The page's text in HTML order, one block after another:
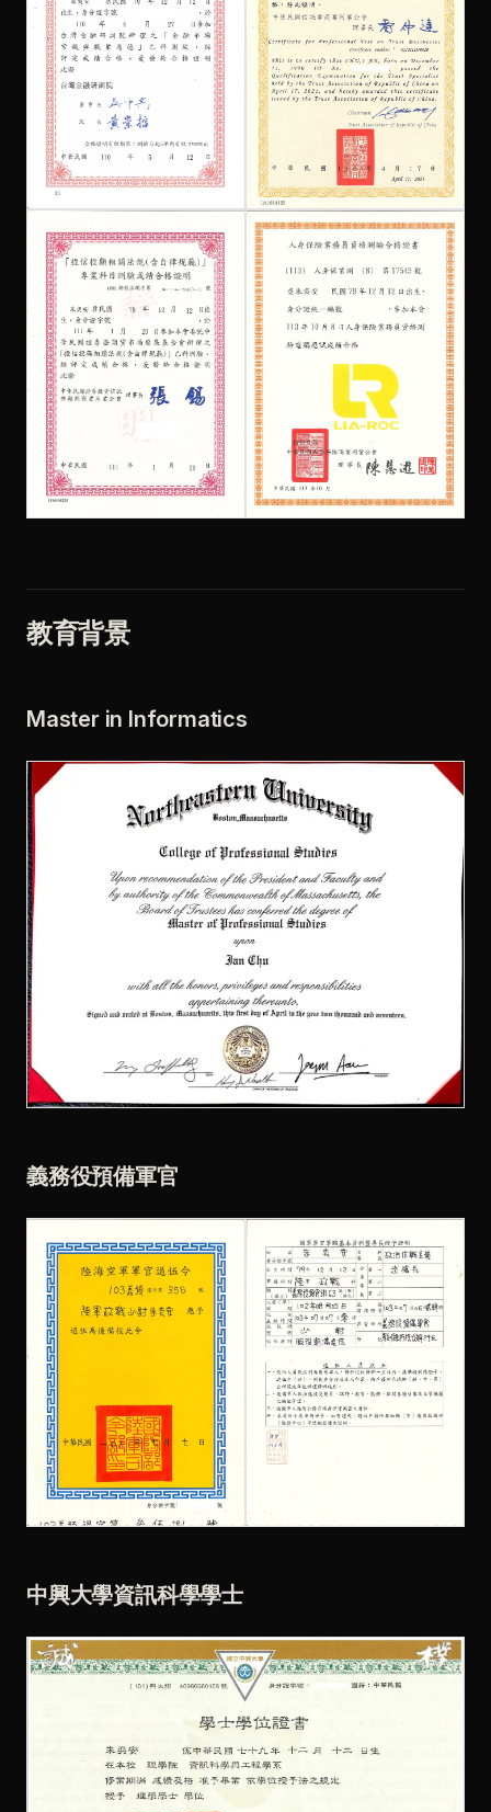
教育背景
Master in Informatics
義務役預備軍官
中興大學資訊科學學士